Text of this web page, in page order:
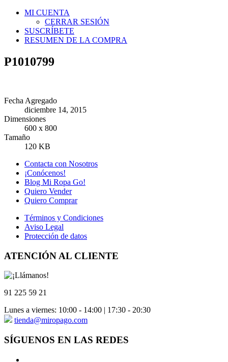
MI CUENTA
CERRAR SESIÓN
SUSCRÍBETE
RESUMEN DE LA COMPRA
P1010799
Fecha Agregado
diciembre 14, 2015
Dimensiones
600 x 800
Tamaño
120 KB
Contacta con Nosotros
¡Conócenos!
Blog Mi Ropa Go!
Quiero Vender
Quiero Comprar
Términos y Condiciones
Aviso Legal
Protección de datos
ATENCIÓN AL CLIENTE
91 225 59 21
Lunes a viernes: 10:00 - 14:00 | 17:30 - 20:30
tienda@miropago.com
SÍGUENOS EN LAS REDES